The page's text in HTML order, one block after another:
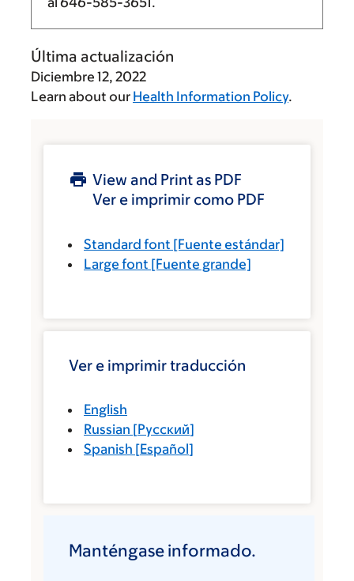
Última actualización
Diciembre 12, 2022
Learn about our Health Information Policy.
View and Print as PDF
Ver e imprimir como PDF
Standard font [Fuente estándar]
Large font [Fuente grande]
Ver e imprimir traducción
English
Russian [Русский]
Spanish [Español]
Manténgase informado.